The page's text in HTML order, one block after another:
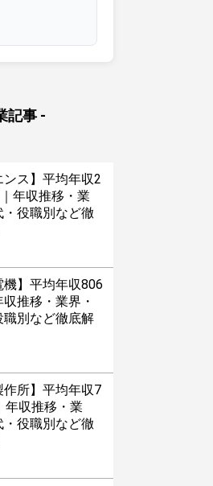
記事 -
ンス】平均年収2
年収推移・業
・役職別など徹
機】平均年収806
推移・業界・
職別など徹底解
作所】平均年収7
年収推移・業
・役職別など徹